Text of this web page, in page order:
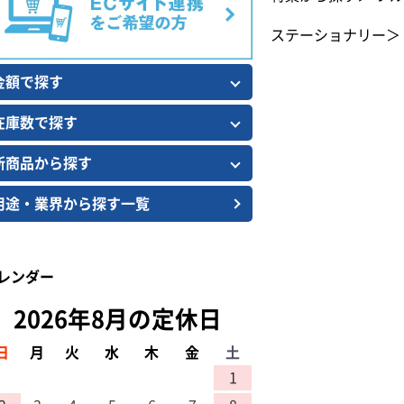
ステーショナリー＞
額で探す
庫数で探す
商品から探す
途・業界から探す一覧
ンダー
2026年8月の定休日
月 火 水 木 金
土
1